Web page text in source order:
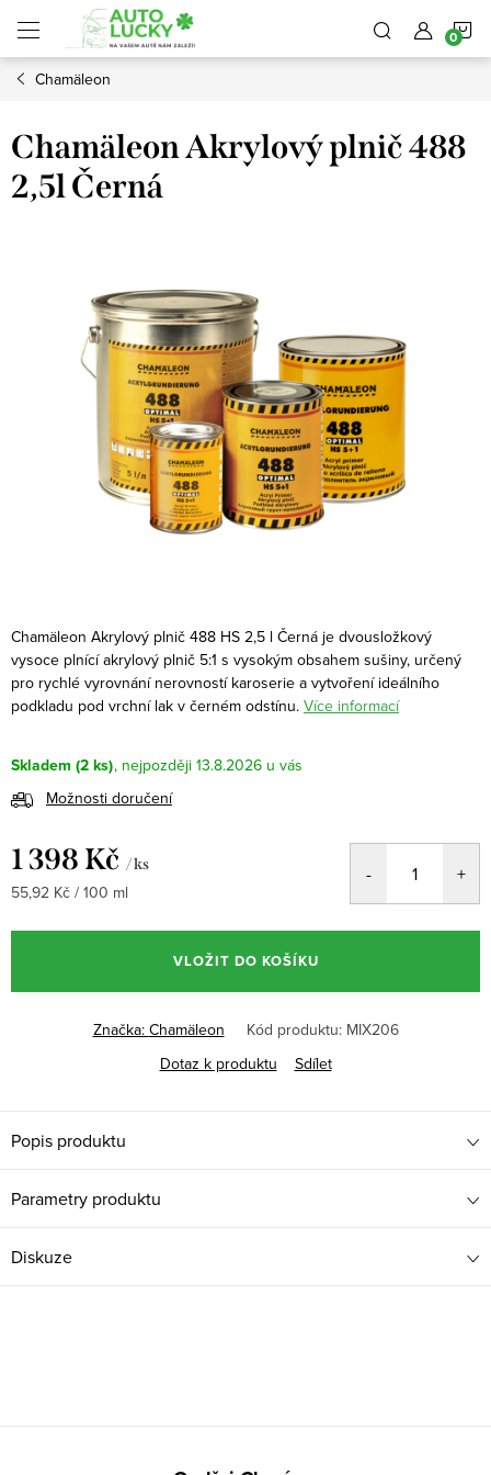
obsah
Chamäleon
Chamäleon Akrylový plnič 488
2,5l Černá
Chamäleon Akrylový plnič 488 HS 2,5 l Černá je dvousložkový
vysoce plnící akrylový plnič 5:1 s vysokým obsahem sušiny, určený
pro rychlé vyrovnání nerovností karoserie a vytvoření ideálního
podkladu pod vrchní lak v černém odstínu. Více informací
Skladem (2 ks)
13.8.2026
Možnosti doručení
1 398 Kč / ks
Měrná
55,92 Kč / 100 ml
VLOŽIT DO KOŠÍKU
Značka: Chamäleon Kód produktu: MIX206
Dotaz k produktu
Sdílet
Popis produktu
Parametry produktu
Diskuze